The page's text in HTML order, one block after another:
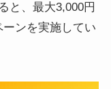
と、最大3,000円
ンを実施してい